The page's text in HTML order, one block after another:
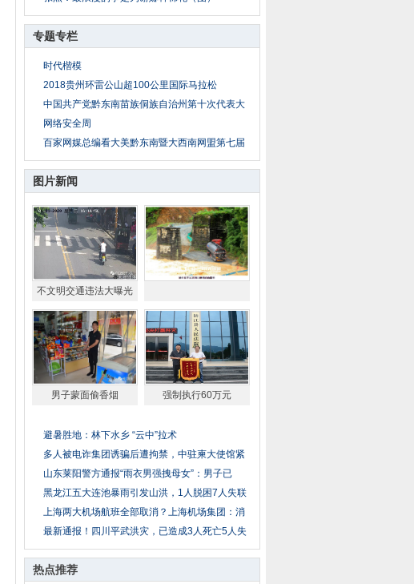
专题专栏
时代楷模
2018贵州环雷公山超100公里国际马拉松
中国共产党黔东南苗族侗族自治州第十次代表大
网络安全周
百家网媒总编看大美黔东南暨大西南网盟第七届
图片新闻
不文明交通违法大曝光
男子蒙面偷香烟 强制执行60万元
避暑胜地：林下水乡 “云中”拉术
多人被电诈集团诱骗后遭拘禁，中驻柬大使馆紧
山东莱阳警方通报“雨衣男强拽母女”：男子已
黑龙江五大连池暴雨引发山洪，1人脱困7人失联
上海两大机场航班全部取消？上海机场集团：消
最新通报！四川平武洪灾，已造成3人死亡5人失
热点推荐